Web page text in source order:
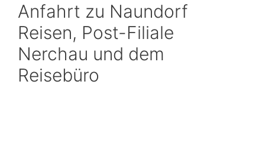
Anfahrt zu Naundorf
Reisen, Post-Filiale
Nerchau und dem
Reisebüro